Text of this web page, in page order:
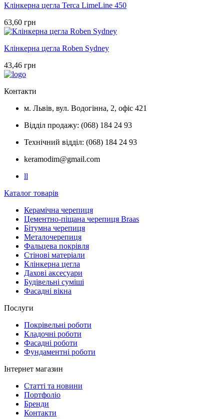
Клінкерна цегла Terca LimeLine 450
63,60 грн
Клінкерна цегла Roben Sydney
43,46 грн
Контакти
м. Львів, вул. Водогінна, 2, офіс 421
Відділ продажу: (068) 184 24 93
Технічний відділ: (068) 184 24 93
keramodim@gmail.com
ll
Каталог товарів
Керамічна черепиця
Цементно-піщана черепиця Braas
Бітумна черепиця
Металочерепиця
Фальцева покрівля
Стінові матеріали
Клінкерна цегла
Дахові аксесуари
Будівельні суміші
Фасадні вікна
Послуги
Покрівельні роботи
Кладочні роботи
Фасадні роботи
Фундаментні роботи
Інтернет магазин
Статті та новини
Портфоліо
Бренди
Контакти